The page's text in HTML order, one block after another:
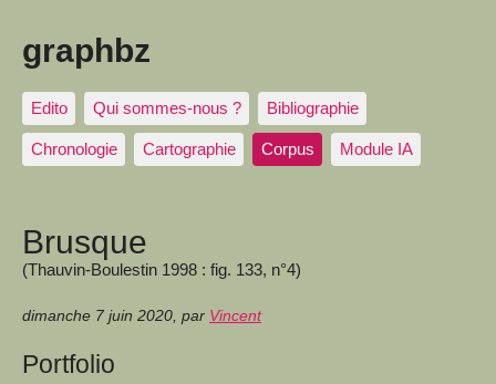
graphbz
Edito Qui sommes-nous ? Bibliographie
Chronologie Cartographie Corpus Module IA
Brusque
(Thauvin-Boulestin 1998 : fig. 133, n°4)
dimanche 7 juin 2020 par Vincent
Portfolio